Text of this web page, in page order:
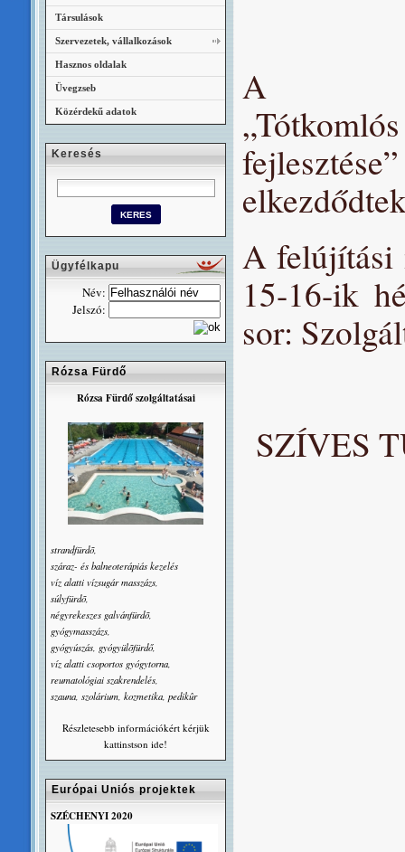
A TOP-
A felújítási
15-16-ik
sor:
SZÍVES
Társulások
Szervezetek, vállalkozások
Hasznos oldalak
Üvegzseb
Közérdekű adatok
Keresés
Ügyfélkapu
Név:
Jelszó:
Rózsa Fürdő
Rózsa Fürdő szolgáltatásai
strandfürdõ,
száraz- és balneoterápiás kezelés
víz alatti vízsugár masszázs,
súlyfürdõ,
négyrekeszes galvánfürdõ,
gyógymasszázs,
gyógyúszás, gyógyülõfürdő,
víz alatti csoportos gyógytorna,
reumatológiai szakrendelés,
szauna, szolárium, kozmetika, pedikûr
Részletesebb információkért kérjük
kattinstson ide!
Európai Uniós projektek
SZÉCHENYI 2020